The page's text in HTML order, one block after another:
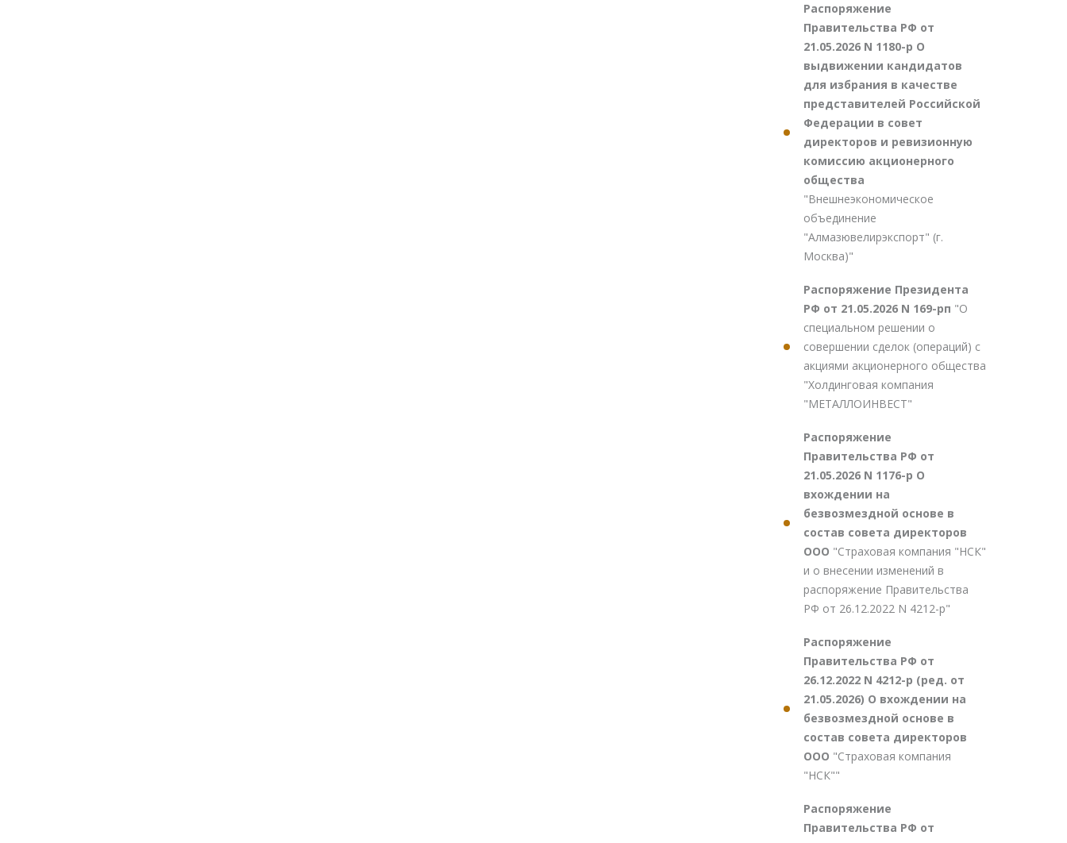
Распоряжение
Правительства РФ от
21.05.2026 N 1180-р О
выдвижении кандидатов
для избрания в качестве
представителей Российской
Федерации в совет
директоров и ревизионную
комиссию акционерного
общества
"Внешнеэкономическое
объединение
"Алмазювелирэкспорт" (г.
Москва)"
Распоряжение Президента
РФ от 21.05.2026 N 169-рп "О
специальном решении о
совершении сделок (операций) с
акциями акционерного общества
"Холдинговая компания
"МЕТАЛЛОИНВЕСТ"
Распоряжение
Правительства РФ от
21.05.2026 N 1176-р О
вхождении на
безвозмездной основе в
состав совета директоров
ООО "Страховая компания "НСК"
и о внесении изменений в
распоряжение Правительства
РФ от 26.12.2022 N 4212-р"
Распоряжение
Правительства РФ от
26.12.2022 N 4212-р (ред. от
21.05.2026) О вхождении на
безвозмездной основе в
состав совета директоров
ООО "Страховая компания
"НСК""
Распоряжение
Правительства РФ от